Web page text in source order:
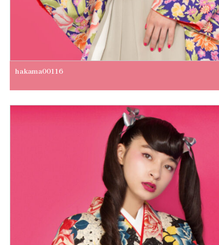
hakama00116